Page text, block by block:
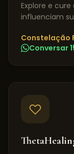
Explore e
influenciam
Constelação
Conversar